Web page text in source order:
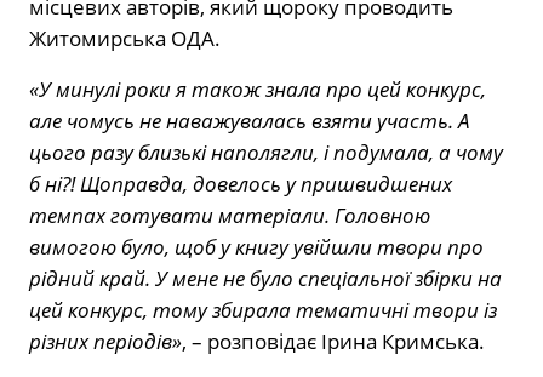
місцевих авторів, який щороку проводить
Житомирська ОДА.
«У минулі роки я також знала про цей конкурс,
але чомусь не наважувалась взяти участь. А
цього разу близькі наполягли, і подумала, а чому
б ні?! Щоправда, довелось у пришвидшених
темпах готувати матеріали. Головною
вимогою було, щоб у книгу увійшли твори про
рідний край. У мене не було спеціальної збірки на
цей конкурс, тому збирала тематичні твори із
різних періодів», – розповідає Ірина Кримська.